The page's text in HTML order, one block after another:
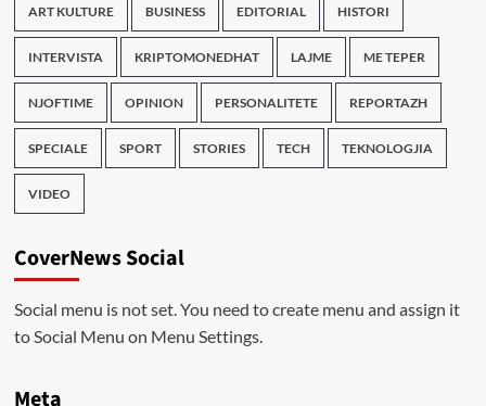
ART KULTURE BUSINESS EDITORIAL HISTORI
INTERVISTA KRIPTOMONEDHAT LAJME ME TEPER
NJOFTIME OPINION PERSONALITETE REPORTAZH
SPECIALE SPORT STORIES TECH TEKNOLOGJIA
VIDEO
CoverNews Social
Social menu is not set. You need to create menu and assign it
to Social Menu on Menu Settings.
Meta